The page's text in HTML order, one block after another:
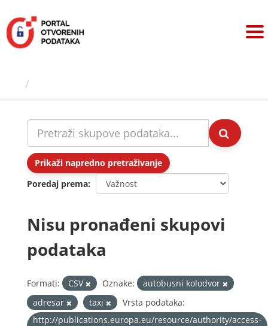
sadržaj
Prikaži napredno pretraživanje
Poredaj prema
Nisu pronađeni skupovi
podataka
Formati: CSV Oznake:
autobusni kolodvor
adresar
taxi
Vrsta podataka:
http://publications.europa.eu/resource/authority/access-